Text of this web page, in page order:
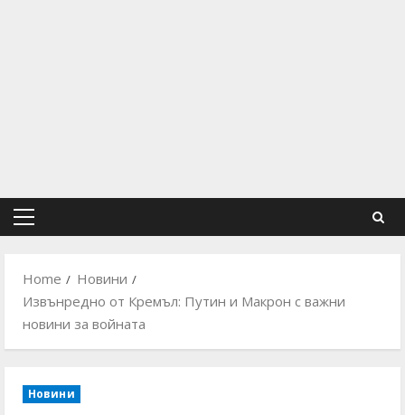
Primary
Home
Новини
Извънредно от Кремъл: Путин и Макрон с важни
новини за войната
Новини